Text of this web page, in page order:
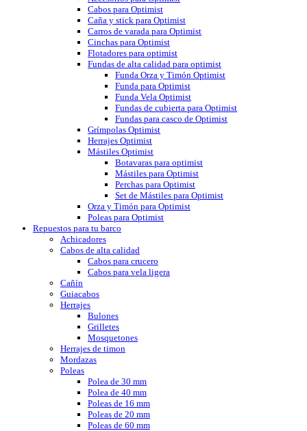
Cabos para Optimist
Caña y stick para Optimist
Carros de varada para Optimist
Cinchas para Optimist
Flotadores para optimist
Fundas de alta calidad para optimist
Funda Orza y Timón Optimist
Funda para Optimist
Funda Vela Optimist
Fundas de cubierta para Optimist
Fundas para casco de Optimist
Grímpolas Optimist
Herrajes Optimist
Mástiles Optimist
Botavaras para optimist
Mástiles para Optimist
Perchas para Optimist
Set de Mástiles para Optimist
Orza y Timón para Optimist
Poleas para Optimist
Repuestos para tu barco
Achicadores
Cabos de alta calidad
Cabos para crucero
Cabos para vela ligera
Cañín
Guiacabos
Herrajes
Bulones
Grilletes
Mosquetones
Herrajes de timon
Mordazas
Poleas
Polea de 30 mm
Polea de 40 mm
Poleas de 16 mm
Poleas de 20 mm
Poleas de 60 mm